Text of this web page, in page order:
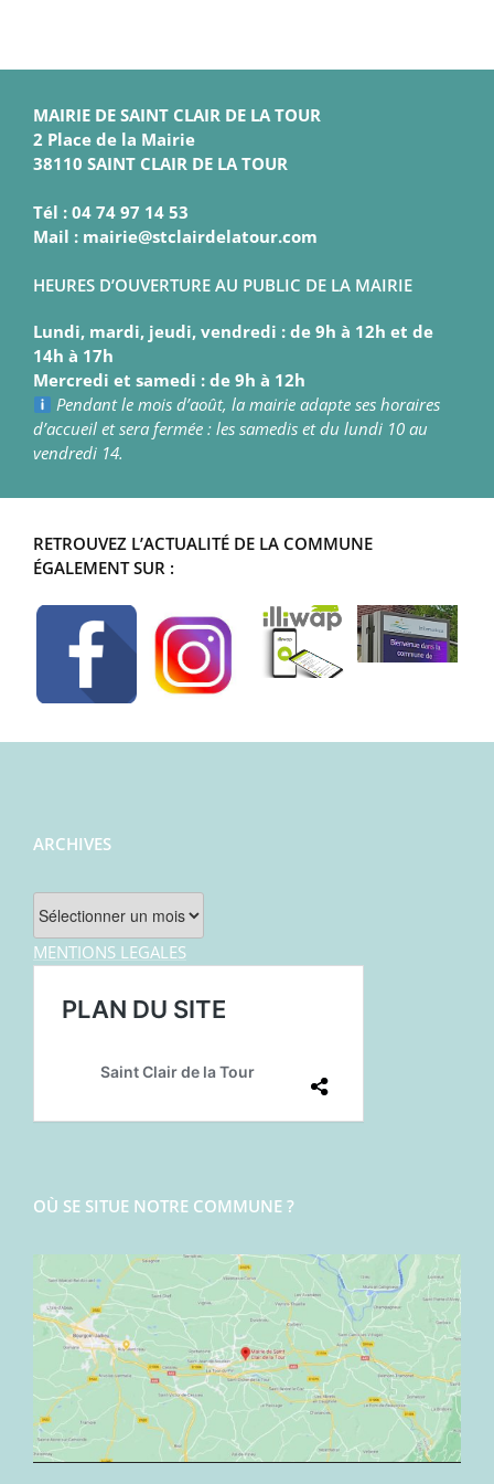
MAIRIE DE SAINT CLAIR DE LA TOUR
2 Place de la Mairie
38110 SAINT CLAIR DE LA TOUR
Tél : 04 74 97 14 53
Mail : mairie@stclairdelatour.com
HEURES D’OUVERTURE AU PUBLIC DE LA MAIRIE
Lundi, mardi, jeudi, vendredi : de 9h à 12h et de
14h à 17h
Mercredi et samedi : de 9h à 12h
Pendant le mois d’août, la mairie adapte ses horaires
d’accueil et sera fermée : les samedis et du lundi 10 au
vendredi 14.
RETROUVEZ L’ACTUALITÉ DE LA COMMUNE
ÉGALEMENT SUR :
ARCHIVES
Archives
MENTIONS LEGALES
OÙ SE SITUE NOTRE COMMUNE ?